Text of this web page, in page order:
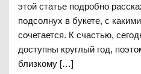
этой статье подробно
подсолнух в букете, с
сочетается. К счастью,
доступны круглый год,
близкому […]